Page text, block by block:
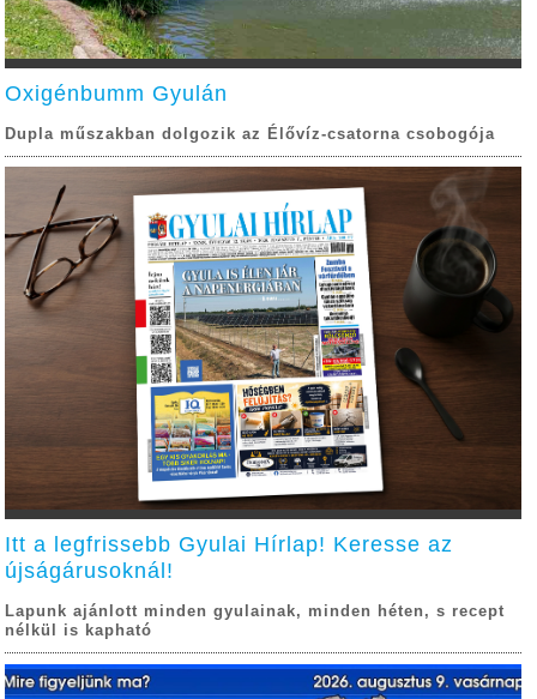
Oxigénbumm Gyulán
Dupla műszakban dolgozik az Élővíz-csatorna csobogója
Itt a legfrissebb Gyulai Hírlap! Keresse az
újságárusoknál!
Lapunk ajánlott minden gyulainak, minden héten, s recept
nélkül is kapható